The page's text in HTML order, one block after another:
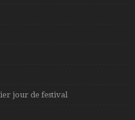
jour de festival